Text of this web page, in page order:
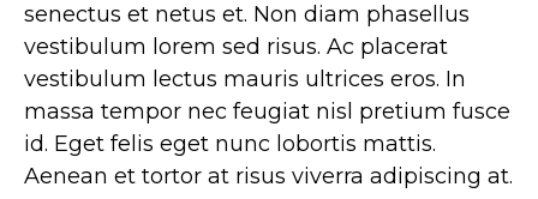
senectus et netus et. Non diam phasellus
vestibulum lorem sed risus. Ac placerat
vestibulum lectus mauris ultrices eros. In
massa tempor nec feugiat nisl pretium fusce
id. Eget felis eget nunc lobortis mattis.
Aenean et tortor at risus viverra adipiscing at.